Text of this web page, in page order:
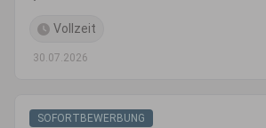
Vollzeit
30.07.2026
SOFORTBEWERBUNG